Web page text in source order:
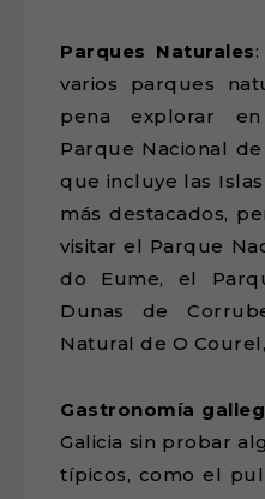
Parques Naturales
varios parques
pena explorar en
Parque Nacional
que incluye las
más destacados,
visitar el Parque
do Eume, el
Dunas de
Natural de O
Gastronomía
Galicia sin probar
típicos, como el